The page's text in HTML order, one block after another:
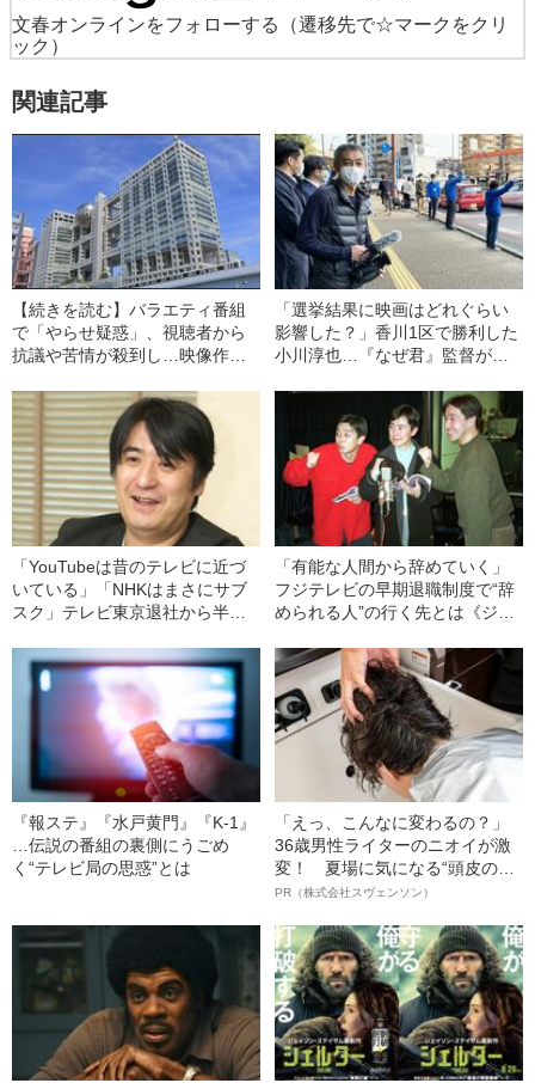
文春オンラインをフォローする
（遷移先で☆マークをクリ
ック）
関連記事
【続きを読む】バラエティ番組
で「やらせ疑惑」、視聴者から
抗議や苦情が殺到し…映像作家
た“きっかけ”
「選挙結果に映画はどれぐらい
影響した？」香川1区で勝利した
小川淳也…『なぜ君』監督が明
「YouTubeは昔のテレビに近づ
いている」「NHKはまさにサブ
スク」テレビ東京退社から半
の今”
「有能な人間から辞めていく」
フジテレビの早期退職制度で“辞
められる人”の行く先とは《ジャ
よしもと…》
『報ステ』『水戸黄門』『K-1』
…伝説の番組の裏側にうごめ
く“テレビ局の思惑”とは
「えっ、こんなに変わるの？」
36歳男性ライターのニオイが激
変！ 夏場に気になる“頭皮のニ
オイ”や“ベタつき”を解消す
ト”が生み出した徹底ケアとは
PR（株式会社スヴェンソン）